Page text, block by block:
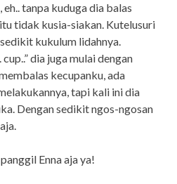
tanpa kuduga dia balas
tidak kusia-siakan. Kutelusuri
kukulum lidahnya.
cup..” dia juga mulai dengan
kecupanku, ada
tapi kali ini dia
Dengan sedikit ngos-ngosan
Enna aja ya!